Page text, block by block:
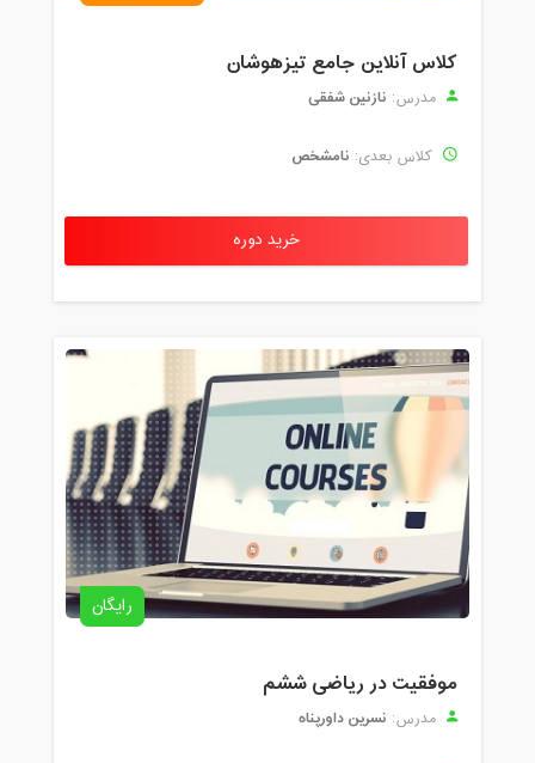
کلاس آنلاین جامع تیزهوشان
مدرس: نازنین شفقی
کلاس بعدی: نامشخص
خرید دوره
رایگان
موفقیت در ریاضی ششم
مدرس: نسرین داورپناه